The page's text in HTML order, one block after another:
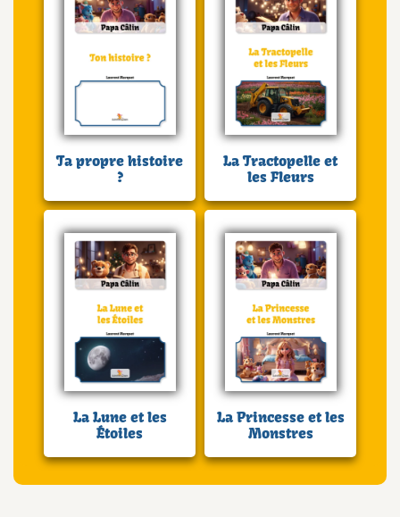
Ta propre histoire
?
La Tractopelle et
les Fleurs
La Lune et les
Étoiles
La Princesse et les
Monstres